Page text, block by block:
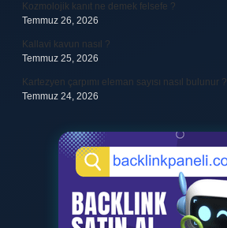
Kozmolojik kanıt ne demek felsefe ?
Temmuz 26, 2026
Kallavi kavun nasıl ?
Temmuz 25, 2026
Kartezyen çarpımı eleman sayısı nasıl bulunur ?
Temmuz 24, 2026